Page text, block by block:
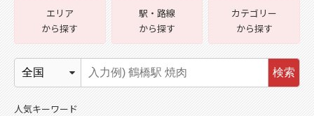
エリア
から探す
駅・路線
から探す
カテゴリー
から探す
検索
人気キーワード